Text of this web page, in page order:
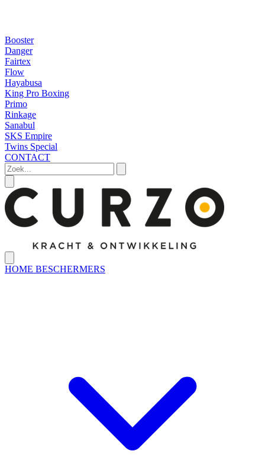
Booster
Danger
Fairtex
Flow
Hayabusa
King Pro Boxing
Primo
Rinkage
Sanabul
SKS Empire
Twins Special
CONTACT
HOME BESCHERMERS